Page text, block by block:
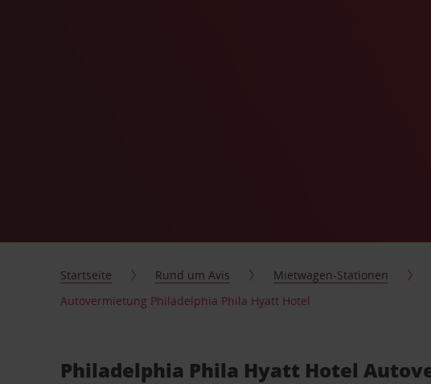
Startseite Rund um Avis Mietwagen-Stationen
Autovermietung Philadelphia Phila Hyatt Hotel
Philadelphia Phila Hyatt Hotel